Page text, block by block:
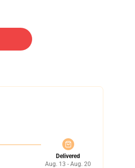
Delivered
Aug. 13 - Aug. 20